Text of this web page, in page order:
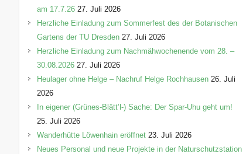
am 17.7.26 27. Juli 2026
Herzliche Einladung zum Sommerfest des der Botanischen
Gartens der TU Dresden 27. Juli 2026
Herzliche Einladung zum Nachmähwochenende vom 28. –
30.08.2026 27. Juli 2026
Heulager ohne Helge – Nachruf Helge Rochhausen 26. Juli
2026
In eigener (Grünes-Blätt’l-) Sache: Der Spar-Uhu geht um!
25. Juli 2026
Wanderhütte Löwenhain eröffnet 23. Juli 2026
Neues Personal und neue Projekte in der Naturschutzstation